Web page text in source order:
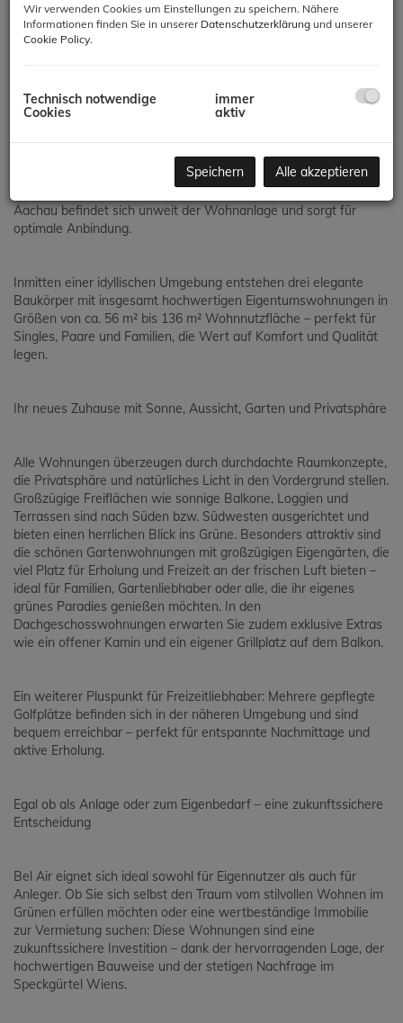
Beschreibung
Sie möchten in absoluter Grünruhelage wohnen und dennoch die
Nähe zur pulsierenden Hauptstadt Wien genießen? Das
Neubauprojekt Bel Air in Aachau vereint genau diese Vorzüge:
Nur rund 15 Minuten entfernt erreichen Sie bequem mit der
Aachau befindet sich unweit der Wohnanlage und sorgt für
optimale Anbindung.
Inmitten einer idyllischen Umgebung entstehen drei elegante
Baukörper mit insgesamt hochwertigen Eigentumswohnungen in
Größen von ca. 56 m² bis 136 m² Wohnnutzfläche – perfekt für
Singles, Paare und Familien, die Wert auf Komfort und Qualität
legen.
Ihr neues Zuhause mit Sonne, Aussicht, Garten und Privatsphäre
Alle Wohnungen überzeugen durch durchdachte Raumkonzepte,
die Privatsphäre und natürliches Licht in den Vordergrund stellen.
Großzügige Freiflächen wie sonnige Balkone, Loggien und
Terrassen sind nach Süden bzw. Südwesten ausgerichtet und
bieten einen herrlichen Blick ins Grüne. Besonders attraktiv sind
die schönen Gartenwohnungen mit großzügigen Eigengärten, die
viel Platz für Erholung und Freizeit an der frischen Luft bieten –
ideal für Familien, Gartenliebhaber oder alle, die ihr eigenes
grünes Paradies genießen möchten. In den
Dachgeschosswohnungen erwarten Sie zudem exklusive Extras
wie ein offener Kamin und ein eigener Grillplatz auf dem Balkon.
Ein weiterer Pluspunkt für Freizeitliebhaber: Mehrere gepflegte
Golfplätze befinden sich in der näheren Umgebung und sind
bequem erreichbar – perfekt für entspannte Nachmittage und
aktive Erholung.
Egal ob als Anlage oder zum Eigenbedarf – eine zukunftssichere
Entscheidung
Bel Air eignet sich ideal sowohl für Eigennutzer als auch für
Anleger. Ob Sie sich selbst den Traum vom stilvollen Wohnen im
Grünen erfüllen möchten oder eine wertbeständige Immobilie
zur Vermietung suchen: Diese Wohnungen sind eine
zukunftssichere Investition – dank der hervorragenden Lage, der
hochwertigen Bauweise und der stetigen Nachfrage im
Speckgürtel Wiens.
Wir verwenden Cookies um Einstellungen zu speichern. Nähere
Informationen finden Sie in unserer Datenschutzerklärung und unserer
Cookie Policy.
Technisch notwendige
Cookies
immer
aktiv
Speichern Alle akzeptieren